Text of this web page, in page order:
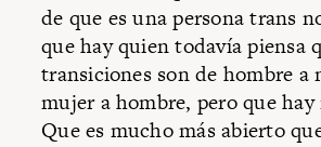
de que es una persona trans
que hay quien todavía piensa
transiciones son de hombre a
mujer a hombre, pero que hay
Que es mucho más abierto